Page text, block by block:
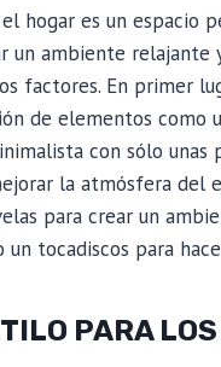
hogar es un
un ambiente relajante
factores. En primer
de elementos como
con sólo unas
la atmósfera del
para crear un
tocadiscos para
PARA